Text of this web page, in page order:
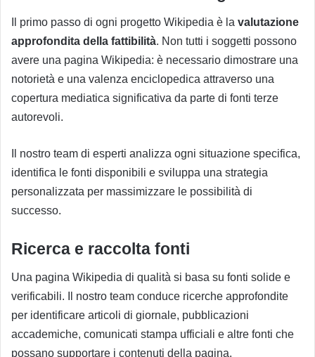
Il primo passo di ogni progetto Wikipedia è la valutazione
approfondita della fattibilità. Non tutti i soggetti possono
avere una pagina Wikipedia: è necessario dimostrare una
notorietà e una valenza enciclopedica attraverso una
copertura mediatica significativa da parte di fonti terze
autorevoli.
Il nostro team di esperti analizza ogni situazione specifica,
identifica le fonti disponibili e sviluppa una strategia
personalizzata per massimizzare le possibilità di
successo.
Ricerca e raccolta fonti
Una pagina Wikipedia di qualità si basa su fonti solide e
verificabili. Il nostro team conduce ricerche approfondite
per identificare articoli di giornale, pubblicazioni
accademiche, comunicati stampa ufficiali e altre fonti che
possano supportare i contenuti della pagina.